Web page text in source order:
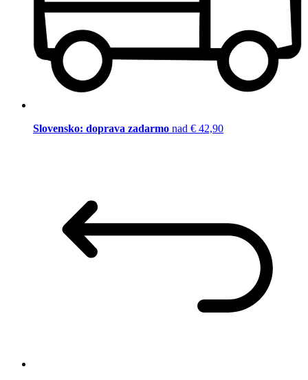
Slovensko: doprava zadarmo nad € 42,90